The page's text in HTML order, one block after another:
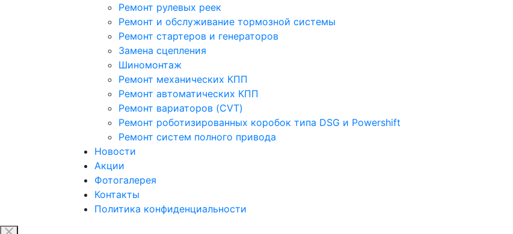
Ремонт рулевых реек
Ремонт и обслуживание тормозной системы
Ремонт стартеров и генераторов
Замена сцепления
Шиномонтаж
Ремонт механических КПП
Ремонт автоматических КПП
Ремонт вариаторов (CVT)
Ремонт роботизированных коробок типа DSG и Powershift
Ремонт систем полного привода
Новости
Акции
Фотогалерея
Контакты
Политика конфиденциальности